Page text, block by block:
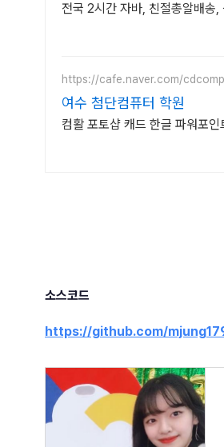
전국 2시간 자바, 친절총알배송
https://cafe.naver.com/
여수 첨단컴퓨터 학원
컴활 포토샵 캐드 한글 파워포인
소스코드
https://github.com/